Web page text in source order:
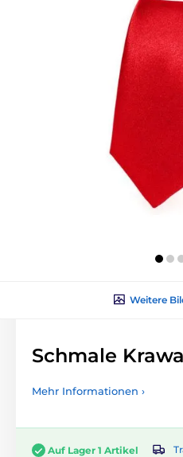
Weitere
Schmale
Mehr Informationen ›
Auf Lager 1 Artikel